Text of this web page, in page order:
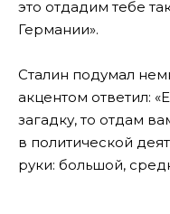
это отдадим тебе
Германии».
Сталин подумал
акцентом ответил:
загадку, то отдам
в политической
руки: большой,